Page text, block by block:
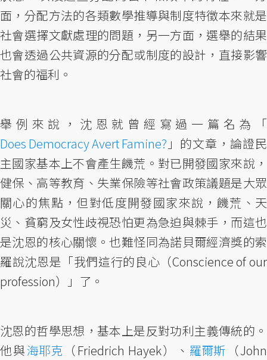
面，分配方法的各類數學推導與制度特徵本來就是
社會選擇文獻處理的問題，另一方面，選舉的結果
也會透過公共資源的分配或制度的設計，直接影響
社會的福利。
舉例來說，沈恩就曾經寫過一篇名為「
Does Democracy Avert Famine? 」的文章，論證民
主國家基本上不會產生饑荒。對已開發國家來說，
健保、高等教育、失業保險等社會政策議題是大眾
關心的焦點，但對低度開發國家來說，饑荒、天
災、貧窮及女性歧視恐怕更為急迫與棘手，而這也
是沈恩的核心關懷。也難怪同為諾貝爾經濟獎的索
羅說沈恩是「我們這行的良心（Conscience of our
profession）」了。
沈恩的哲學思想，基本上是反對功利主義傳統的。
他與海耶克（Friedrich Hayek）、 羅爾斯 （John